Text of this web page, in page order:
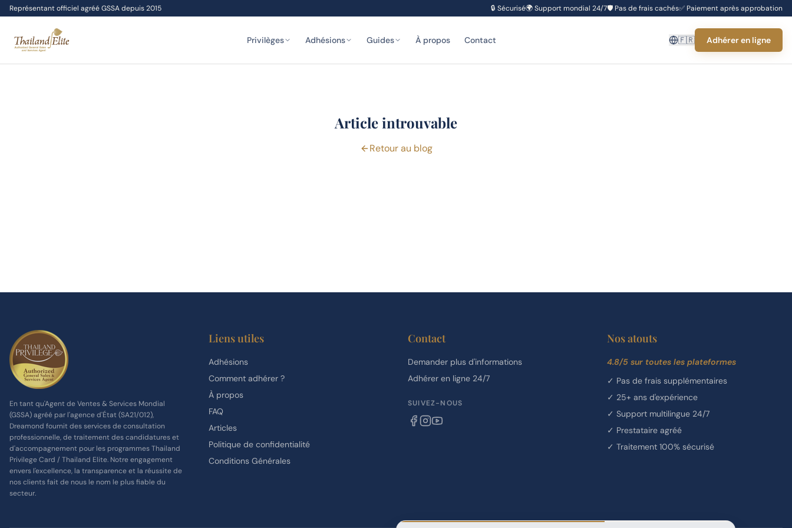
Représentant officiel agréé GSSA depuis 2015 🔒 Sécurisé🌍Support mondial 24/7🛡️ Pas de frais cachés✅ Paiement après approbation
Privilèges Adhésions Guides À propos Contact 🇫🇷 Adhérer en ligne
Article introuvable
Retour au blog
En tant qu'Agent de Ventes & Services Mondial
(GSSA) agréé par l'agence d'État (SA21/012),
Dreamond fournit des services de consultation
professionnelle, de traitement des candidatures et
d'accompagnement pour les programmes Thailand
Privilege Card / Thailand Elite. Notre engagement
envers l'excellence, la transparence et la réussite de
nos clients fait de nous le nom le plus fiable du
secteur.
Liens utiles
Adhésions
Comment adhérer ?
À propos
FAQ
Articles
Politique de confidentialité
Conditions Générales
Contact
Demander plus d'informations
Adhérer en ligne 24/7
SUIVEZ-NOUS
Nos atouts
4.8/5 sur toutes les plateformes
✓ Pas de frais supplémentaires
✓ 25+ ans d'expérience
✓ Support multilingue 24/7
✓ Prestataire agréé
✓ Traitement 100% sécurisé